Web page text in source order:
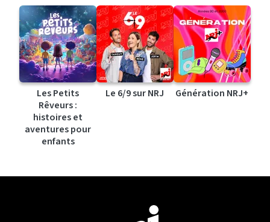
Les Petits
Rêveurs :
histoires et
aventures pour
enfants
Le 6/9 sur NRJ Génération NRJ+